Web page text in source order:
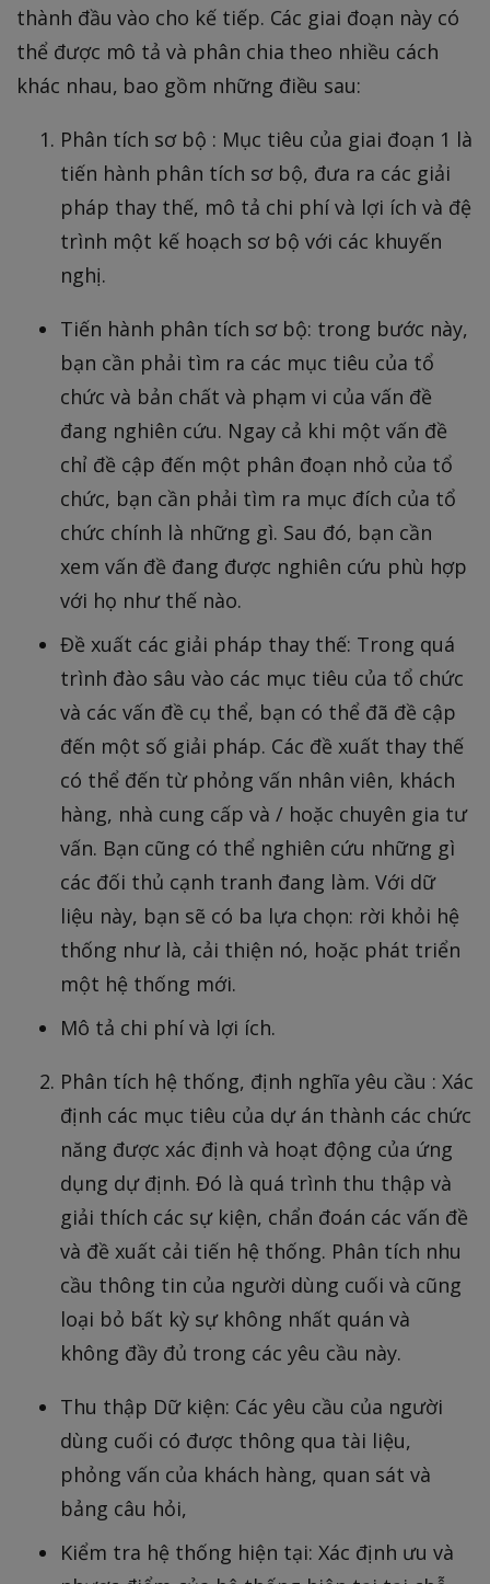
thành đầu vào cho kế tiếp. Các giai đoạn này có
thể được mô tả và phân chia theo nhiều cách
khác nhau, bao gồm những điều sau:
Phân tích sơ bộ : Mục tiêu của giai đoạn 1 là
tiến hành phân tích sơ bộ, đưa ra các giải
pháp thay thế, mô tả chi phí và lợi ích và đệ
trình một kế hoạch sơ bộ với các khuyến
nghị.
Tiến hành phân tích sơ bộ: trong bước này,
bạn cần phải tìm ra các mục tiêu của tổ
chức và bản chất và phạm vi của vấn đề
đang nghiên cứu. Ngay cả khi một vấn đề
chỉ đề cập đến một phân đoạn nhỏ của tổ
chức, bạn cần phải tìm ra mục đích của tổ
chức chính là những gì. Sau đó, bạn cần
xem vấn đề đang được nghiên cứu phù hợp
với họ như thế nào.
Đề xuất các giải pháp thay thế: Trong quá
trình đào sâu vào các mục tiêu của tổ chức
và các vấn đề cụ thể, bạn có thể đã đề cập
đến một số giải pháp. Các đề xuất thay thế
có thể đến từ phỏng vấn nhân viên, khách
hàng, nhà cung cấp và / hoặc chuyên gia tư
vấn. Bạn cũng có thể nghiên cứu những gì
các đối thủ cạnh tranh đang làm. Với dữ
liệu này, bạn sẽ có ba lựa chọn: rời khỏi hệ
thống như là, cải thiện nó, hoặc phát triển
một hệ thống mới.
Mô tả chi phí và lợi ích.
Phân tích hệ thống, định nghĩa yêu cầu : Xác
định các mục tiêu của dự án thành các chức
năng được xác định và hoạt động của ứng
dụng dự định. Đó là quá trình thu thập và
giải thích các sự kiện, chẩn đoán các vấn đề
và đề xuất cải tiến hệ thống. Phân tích nhu
cầu thông tin của người dùng cuối và cũng
loại bỏ bất kỳ sự không nhất quán và
không đầy đủ trong các yêu cầu này.
Thu thập Dữ kiện: Các yêu cầu của người
dùng cuối có được thông qua tài liệu,
phỏng vấn của khách hàng, quan sát và
bảng câu hỏi,
Kiểm tra hệ thống hiện tại: Xác định ưu và